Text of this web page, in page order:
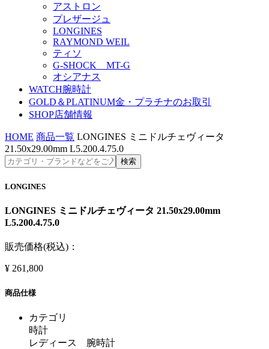
アストロン
プレザージュ
LONGINES
RAYMOND WEIL
ティソ
G-SHOCK MT-G
オシアナス
WATCH腕時計
GOLD＆PLATINUM金・プラチナのお取引
SHOP店舗情報
HOME 商品一覧 LONGINES ミニドルチェヴィータ
21.50x29.00mm L5.200.4.75.0
LONGINES
LONGINES ミニドルチェヴィータ 21.50x29.00mm
L5.200.4.75.0
販売価格(税込)：
¥ 261,800
商品仕様
カテゴリ
時計
レディース 腕時計